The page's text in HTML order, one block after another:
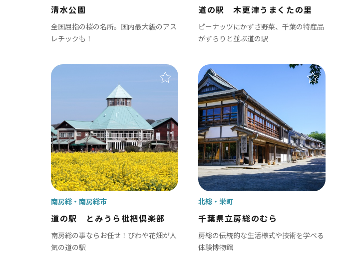
清水公園
全国屈指の桜の名所。国内最大級のアス
レチックも！
道の駅 木更津うまくたの里
ピーナッツにかずさ野菜、千葉の特産品
がずらりと並ぶ道の駅
道の駅 とみうら枇杷倶楽部
南房総の事ならお任せ！びわや花畑が人
気の道の駅
南房総 南房総市
千葉県立房総のむら
房総の伝統的な生活様式や技術を学べる
体験博物館
北総 栄町